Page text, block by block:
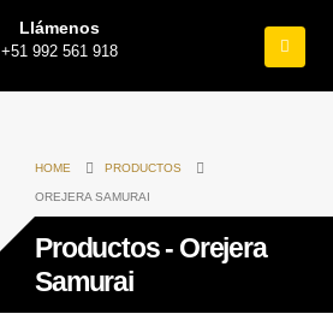
Llámenos
+51 992 561 918
HOME PRODUCTOS
OREJERA SAMURAI
Productos - Orejera
Samurai